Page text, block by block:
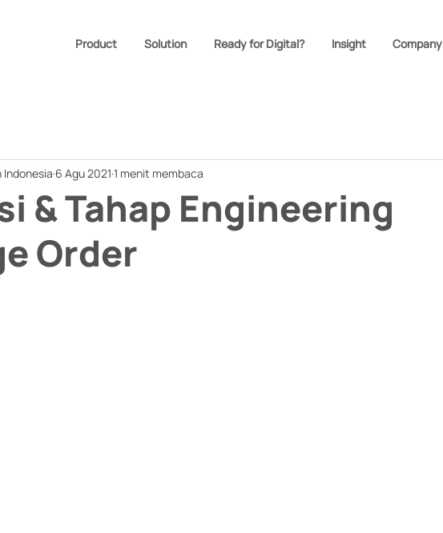
Product Solution Ready for Digital? Insight Company
& Tahap Engineering
Order
Indonesia 6 Agu 2021 1 menit membaca